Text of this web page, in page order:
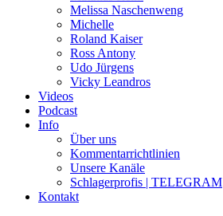
Melissa Naschenweng
Michelle
Roland Kaiser
Ross Antony
Udo Jürgens
Vicky Leandros
Videos
Podcast
Info
Über uns
Kommentarrichtlinien
Unsere Kanäle
Schlagerprofis | TELEGRAM
Kontakt